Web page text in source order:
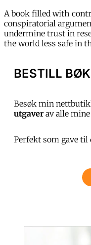
A book filled with
conspiratorial
undermine trust in
the world less safe in
BESTILL
Besøk min
utgaverav alle mine
Perfekt som gave til